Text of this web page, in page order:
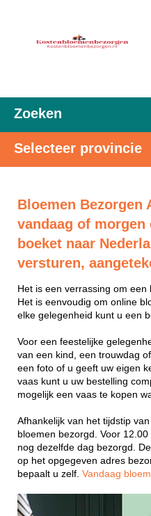
Zoeken
Selecteer provincie
Bloemen Bezorgen
vandaag of morgen
boeket naar
versturen,
Het is een verrassing om een
Het is eenvoudig om online
elke gelegenheid kunt u een
Voor een feestelijke
van een kind, een trouwdag
een foto of u geeft uw eigen
vaas kunt u uw bestelling
mogelijk een vaas te kopen
Afhankelijk van het tijdstip
bloemen bezorgd. Voor
nog dezelfde dag bezorgd.
op het opgegeven adres
bepaalt u zelf. Vandaag